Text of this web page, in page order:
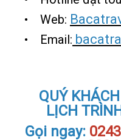
• Web:
• Email:
QUÝ
LỊCH
Gọi ngay: